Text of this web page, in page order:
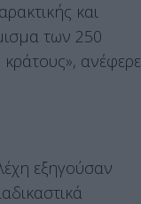
και
των 250
ανέφερε
εξηγούσαν